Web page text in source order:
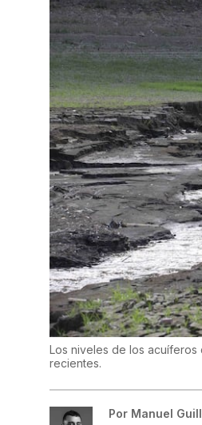
Los niveles de los
recientes.
Por Manuel